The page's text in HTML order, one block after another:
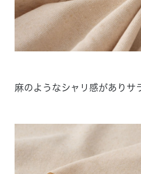
麻のようなシャリ感がありサ